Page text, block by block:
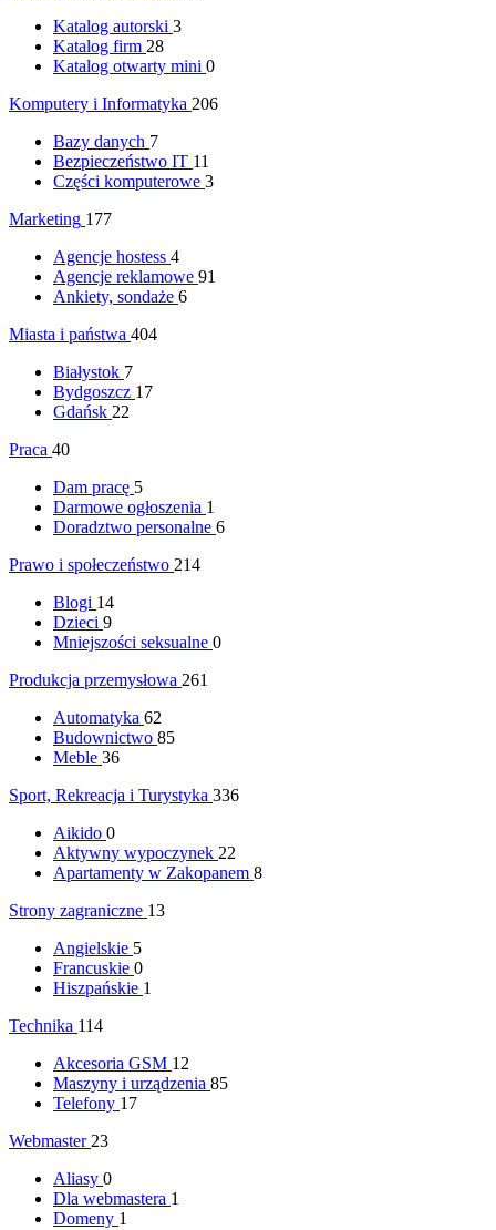
Katalog autorski 3
Katalog firm 28
Katalog otwarty mini 0
Komputery i Informatyka 206
Bazy danych 7
Bezpieczeństwo IT 11
Części komputerowe 3
Marketing 177
Agencje hostess 4
Agencje reklamowe 91
Ankiety, sondaże 6
Miasta i państwa 404
Białystok 7
Bydgoszcz 17
Gdańsk 22
Praca 40
Dam pracę 5
Darmowe ogłoszenia 1
Doradztwo personalne 6
Prawo i społeczeństwo 214
Blogi 14
Dzieci 9
Mniejszości seksualne 0
Produkcja przemysłowa 261
Automatyka 62
Budownictwo 85
Meble 36
Sport, Rekreacja i Turystyka 336
Aikido 0
Aktywny wypoczynek 22
Apartamenty w Zakopanem 8
Strony zagraniczne 13
Angielskie 5
Francuskie 0
Hiszpańskie 1
Technika 114
Akcesoria GSM 12
Maszyny i urządzenia 85
Telefony 17
Webmaster 23
Aliasy 0
Dla webmastera 1
Domeny 1